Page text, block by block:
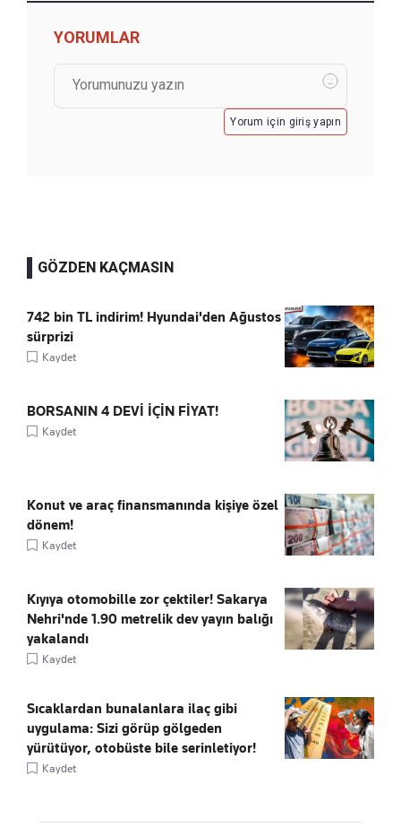
YORUMLAR
Yorum için giriş yapın
GÖZDEN KAÇMASIN
742 bin TL indirim! Hyundai'den Ağustos
sürprizi
Kaydet
BORSANIN 4 DEVİ İÇİN FİYAT!
Kaydet
Konut ve araç finansmanında kişiye özel
dönem!
Kaydet
Kıyıya otomobille zor çektiler! Sakarya
Nehri'nde 1.90 metrelik dev yayın balığı
yakalandı
Kaydet
Sıcaklardan bunalanlara ilaç gibi
uygulama: Sizi görüp gölgeden
yürütüyor, otobüste bile serinletiyor!
Kaydet